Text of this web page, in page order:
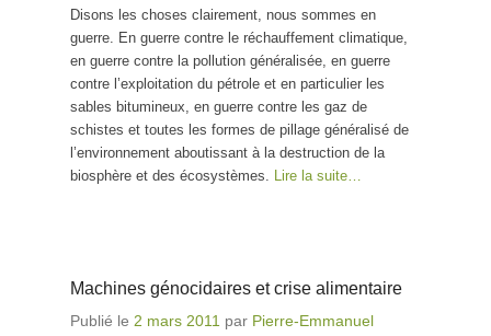
Disons les choses clairement, nous sommes en
guerre. En guerre contre le réchauffement climatique,
en guerre contre la pollution généralisée, en guerre
contre l’exploitation du pétrole et en particulier les
sables bitumineux, en guerre contre les gaz de
schistes et toutes les formes de pillage généralisé de
l’environnement aboutissant à la destruction de la
biosphère et des écosystèmes. Lire la suite…
Machines génocidaires et crise alimentaire
Publié le 2 mars 2011 par Pierre-Emmanuel